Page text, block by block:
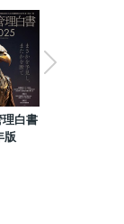
理白書
版